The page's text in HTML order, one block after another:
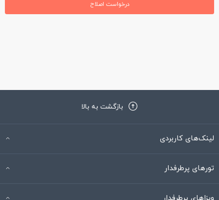
درخواست اصلاح
بازگشت به بالا
لینک‌های کاربردی
تورهای پرطرفدار